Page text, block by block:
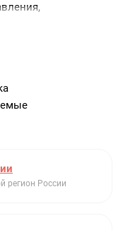
придает ей
закрытому типу
помыть до 10
6
подходящий
регион России